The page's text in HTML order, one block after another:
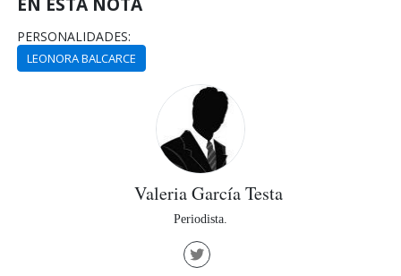
PERSONALIDADES:
LEONORA BALCARCE
Valeria García Testa
Periodista.